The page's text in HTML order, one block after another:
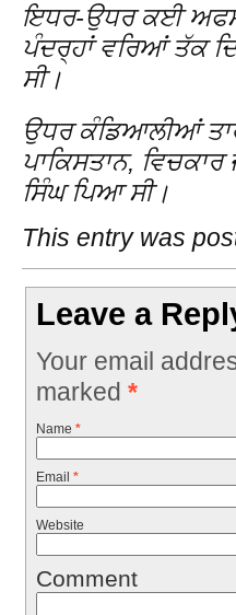
ਇਧਰ-ਉਧਰ ਕਈ
ਪੰਦਰ੍ਹਾਂ ਵਰਿਆਂ ਤੱਕ
ਸੀ।
ਉਧਰ ਕੰਡਿਆਲੀਆਂ
ਪਾਕਿਸਤਾਨ,
ਸਿੰਘ ਪਿਆ ਸੀ।
This entry was
Leave a
Your email
marked *
Name *
Email *
Website
Comment